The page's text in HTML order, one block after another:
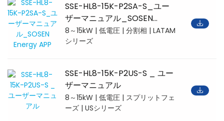
SSE-HL8-15K-P2SA-S_ユー
ザーマニュアル_SOSEN
Energy APP
8～15kW | 低電圧 | 分割相 | LATAM
シリーズ
SSE-HL8-15K-P2US-S _ ユー
ザーマニュアル
8～15kW | 低電圧 | スプリットフェ
ーズ | USシリーズ